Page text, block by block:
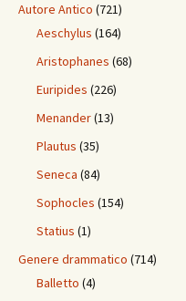
Autore Antico (721)
Aeschylus (164)
Aristophanes (68)
Euripides (226)
Menander(13)
Plautus (35)
Seneca (84)
Sophocles (154)
Statius (1)
Genere drammatico (714)
Balletto (4)